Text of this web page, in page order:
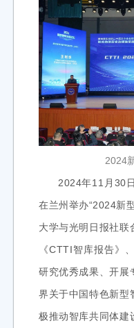
2024
2024年11月30
在兰州举办“2024新
大学与光明日报社联
《CTTI智库报告》
研究优秀成果、开展
界关于中国特色新型
极推动智库共同体建